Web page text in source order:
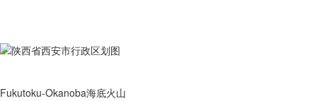
Fukutoku-Okanoba海底火山